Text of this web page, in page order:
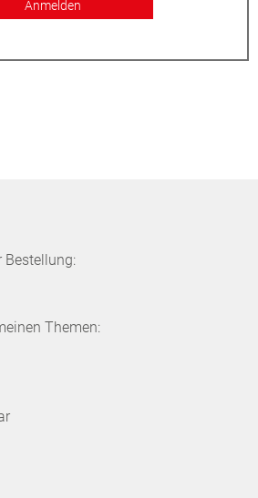
Anmelden
Bestellung:
Themen: